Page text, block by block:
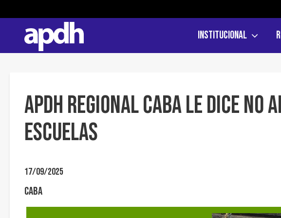
Institucional
APDH Regional CABA le dice
escuelas
17/09/2025
CABA